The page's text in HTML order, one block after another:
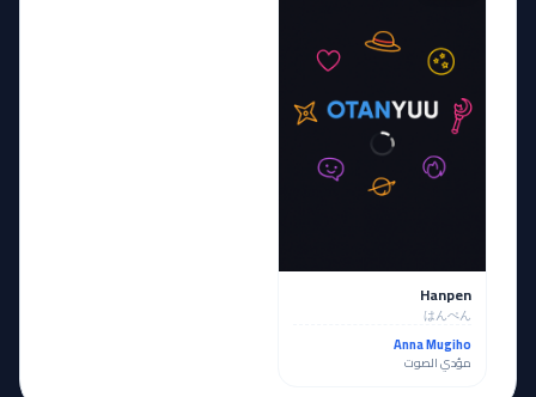
Hanpen
はんぺん
Anna Mugiho
مؤدي الصوت